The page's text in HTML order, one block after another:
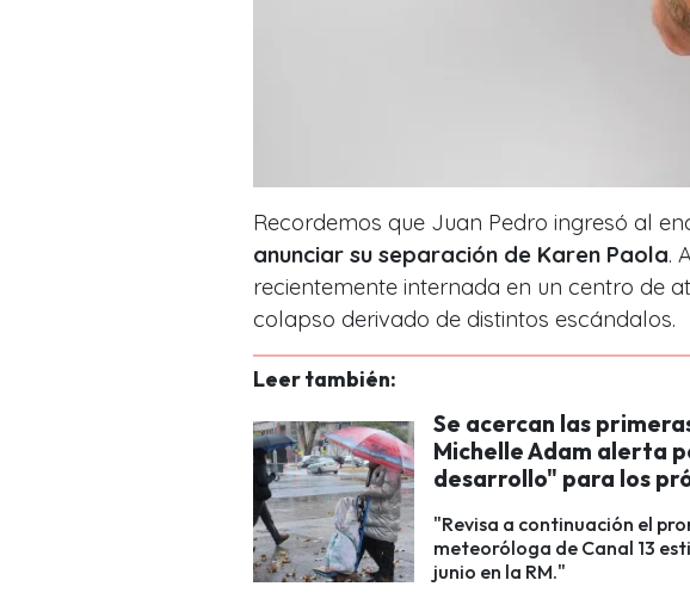
Recordemos que Juan Pedro ingresó al
anunciar su separación de Karen Paola.
recientemente internada en un centro de
colapso derivado de distintos escándalos.
Leer también:
Se acercan las
Michelle Adam alerta
desarrollo" para los
"Revisa a continuación el
meteoróloga de Canal 13
junio en la RM."